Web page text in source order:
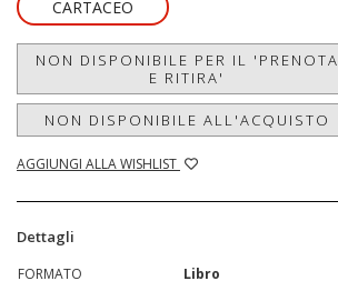
CARTACEO
NON DISPONIBILE PER IL 'PRENOTA
E RITIRA'
NON DISPONIBILE ALL'ACQUISTO
AGGIUNGI ALLA WISHLIST
Dettagli
FORMATO
Libro